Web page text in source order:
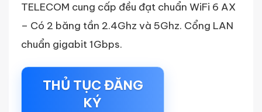
TELECOM cung cấp đều đạt chuẩn WiFi 6 AX
– Có 2 băng tần 2.4Ghz và 5Ghz. Cổng LAN
chuẩn gigabit 1Gbps.
THỦ TỤC ĐĂNG
KÝ